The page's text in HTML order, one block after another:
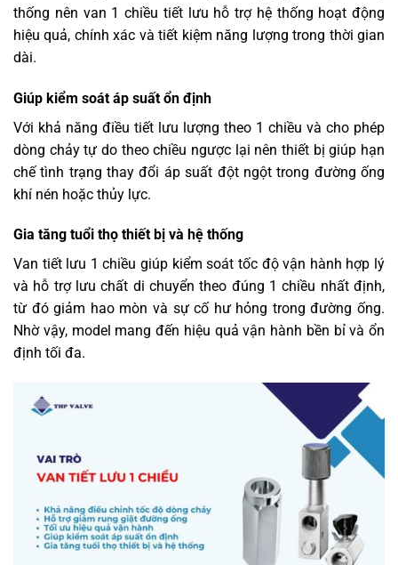
thống nên van 1 chiều tiết lưu hỗ trợ hệ thống hoạt động
hiệu quả, chính xác và tiết kiệm năng lượng trong thời gian
dài.
Giúp kiểm soát áp suất ổn định
Với khả năng điều tiết lưu lượng theo 1 chiều và cho phép
dòng chảy tự do theo chiều ngược lại nên thiết bị giúp hạn
chế tình trạng thay đổi áp suất đột ngột trong đường ống
khí nén hoặc thủy lực.
Gia tăng tuổi thọ thiết bị và hệ thống
Van tiết lưu 1 chiều giúp kiểm soát tốc độ vận hành hợp lý
và hỗ trợ lưu chất di chuyển theo đúng 1 chiều nhất định,
từ đó giảm hao mòn và sự cố hư hỏng trong đường ống.
Nhờ vậy, model mang đến hiệu quả vận hành bền bỉ và ổn
định tối đa.